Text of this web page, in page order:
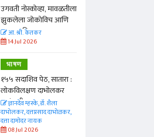
उगवती नोस्कोव्हा, मावळतीला
झुकलेला जोकोविच आणि
दरम्यान विम्बल्डन
आ. श्री. केतकर
14 Jul 2026
भाषण
१५५ सदाशिव पेठ, सातारा :
लोकविलक्षण दाभोलकर
कुटुंबाची कथा
ज्ञानदेव म्हस्के, डॉ. शैला
दाभोलकर, दत्तप्रसाद दाभोळकर,
दत्ता दामोदर नायक
08 Jul 2026